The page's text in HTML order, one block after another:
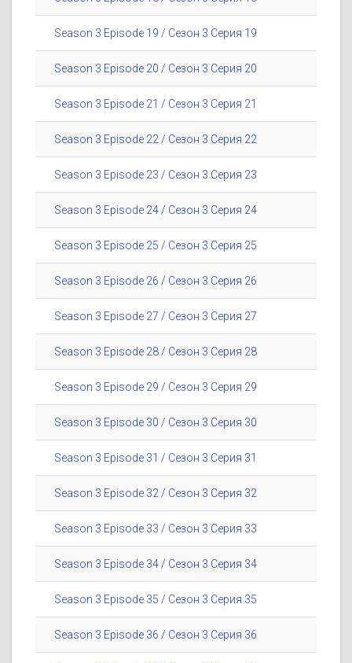
Season 3 Episode 19 / Сезон 3 Серия 19
Season 3 Episode 20 / Сезон 3 Серия 20
Season 3 Episode 21 / Сезон 3 Серия 21
Season 3 Episode 22 / Сезон 3 Серия 22
Season 3 Episode 23 / Сезон 3 Серия 23
Season 3 Episode 24 / Сезон 3 Серия 24
Season 3 Episode 25 / Сезон 3 Серия 25
Season 3 Episode 26 / Сезон 3 Серия 26
Season 3 Episode 27 / Сезон 3 Серия 27
Season 3 Episode 28 / Сезон 3 Серия 28
Season 3 Episode 29 / Сезон 3 Серия 29
Season 3 Episode 30 / Сезон 3 Серия 30
Season 3 Episode 31 / Сезон 3 Серия 31
Season 3 Episode 32 / Сезон 3 Серия 32
Season 3 Episode 33 / Сезон 3 Серия 33
Season 3 Episode 34 / Сезон 3 Серия 34
Season 3 Episode 35 / Сезон 3 Серия 35
Season 3 Episode 36 / Сезон 3 Серия 36